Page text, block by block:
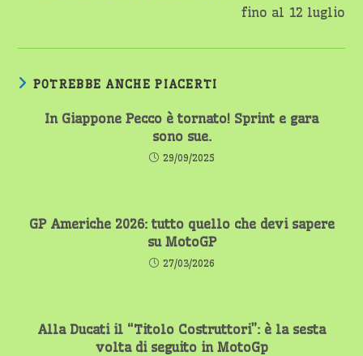
fino al 12 luglio
POTREBBE ANCHE PIACERTI
In Giappone Pecco è tornato! Sprint e gara
sono sue.
29/09/2025
GP Americhe 2026: tutto quello che devi sapere
su MotoGP
27/03/2026
Alla Ducati il “Titolo Costruttori”: è la sesta
volta di seguito in MotoGp